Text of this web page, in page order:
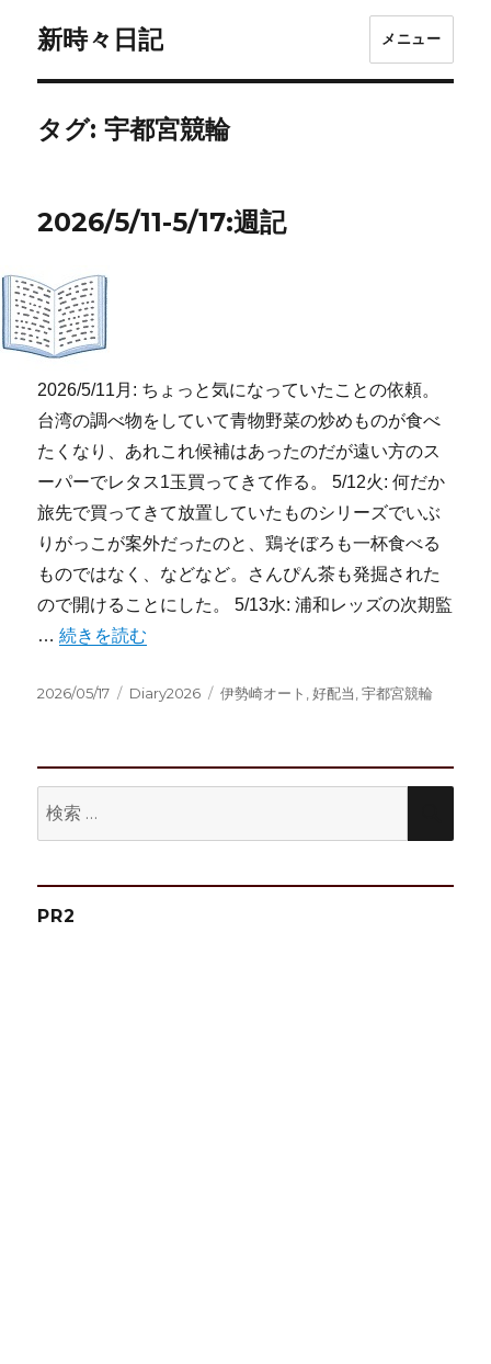
新時々日記 メニュー
タグ:宇都宮競輪
2026/5/11-5/17:週記
2026/5/11月: ちょっと気になっていたことの依頼。
台湾の調べ物をしていて青物野菜の炒めものが食べ
たくなり、あれこれ候補はあったのだが遠い方のス
ーパーでレタス1玉買ってきて作る。 5/12火: 何だか
旅先で買ってきて放置していたものシリーズでいぶ
りがっこが案外だったのと、鶏そぼろも一杯食べる
ものではなく、などなど。さんぴん茶も発掘された
ので開けることにした。 5/13水: 浦和レッズの次期監
…“2026/5/11-5/17:週記” の
続きを読む
投
2026/05/17
カ
ー
Diary2026
タ
伊勢崎オート ,好配当 ,宇都宮競輪
索
PR2